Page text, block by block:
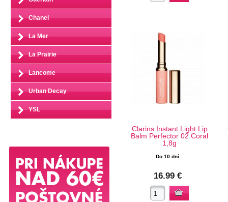
Chanel
La Mer
La Prairie
Lancome
Urban Decay
YSL
Clarins Instant Light Lip
Balm Perfector 02 Coral
1,8g
Do 10 dní
16.99 €